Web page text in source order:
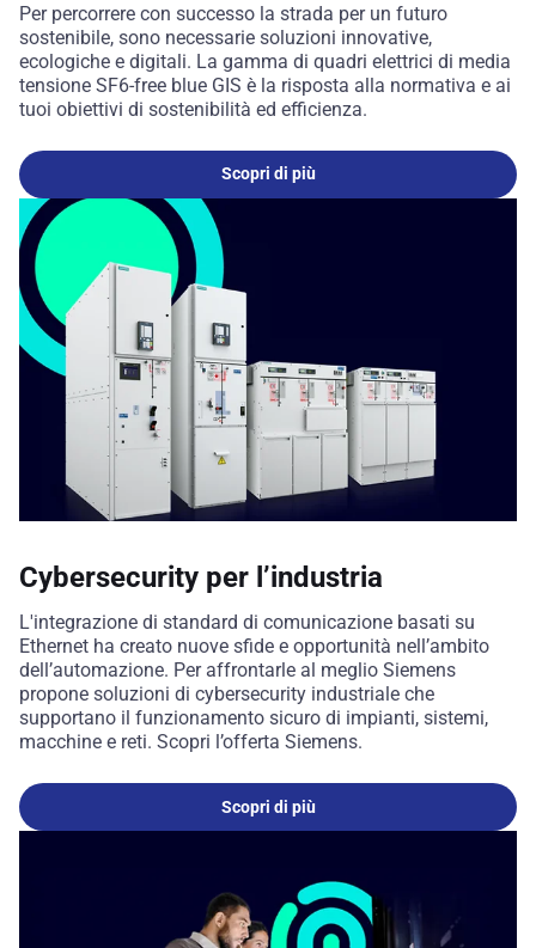
Per percorrere con successo la strada per un futuro
sostenibile, sono necessarie soluzioni innovative,
ecologiche e digitali. La gamma di quadri elettrici di media
tensione SF6-free blue GIS è la risposta alla normativa e ai
tuoi obiettivi di sostenibilità ed efficienza.
Scopri di più
Cybersecurity per l’industria
L'integrazione di standard di comunicazione basati su
Ethernet ha creato nuove sfide e opportunità nell’ambito
dell’automazione. Per affrontarle al meglio Siemens
propone soluzioni di cybersecurity industriale che
supportano il funzionamento sicuro di impianti, sistemi,
macchine e reti. Scopri l’offerta Siemens.
Scopri di più